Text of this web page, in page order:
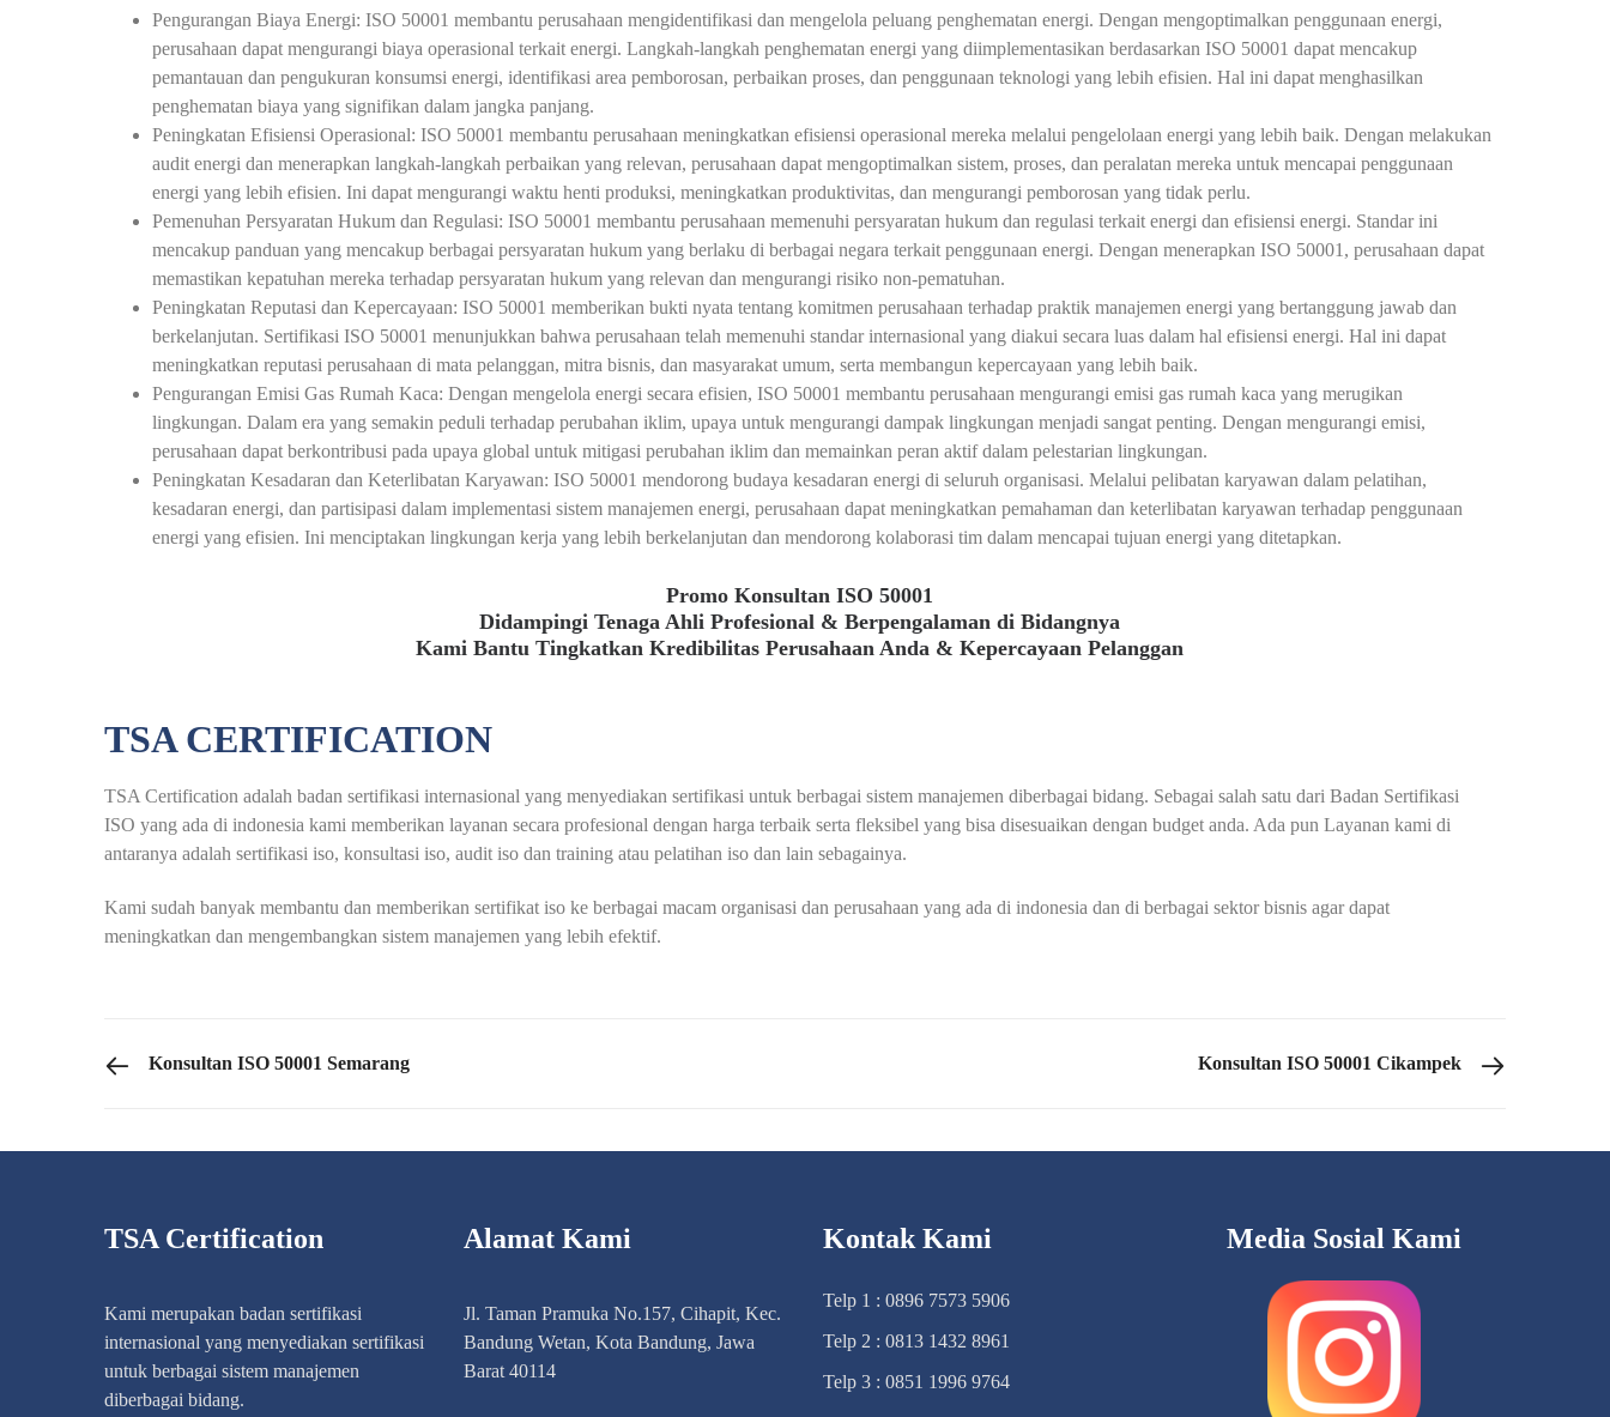
Pengurangan Biaya Energi: ISO 50001 membantu perusahaan mengidentifikasi dan mengelola peluang penghematan energi. Dengan mengoptimalkan penggunaan energi,
perusahaan dapat mengurangi biaya operasional terkait energi. Langkah-langkah penghematan energi yang diimplementasikan berdasarkan ISO 50001 dapat mencakup
pemantauan dan pengukuran konsumsi energi, identifikasi area pemborosan, perbaikan proses, dan penggunaan teknologi yang lebih efisien. Hal ini dapat menghasilkan
penghematan biaya yang signifikan dalam jangka panjang.
Peningkatan Efisiensi Operasional: ISO 50001 membantu perusahaan meningkatkan efisiensi operasional mereka melalui pengelolaan energi yang lebih baik. Dengan melakukan
audit energi dan menerapkan langkah-langkah perbaikan yang relevan, perusahaan dapat mengoptimalkan sistem, proses, dan peralatan mereka untuk mencapai penggunaan
energi yang lebih efisien. Ini dapat mengurangi waktu henti produksi, meningkatkan produktivitas, dan mengurangi pemborosan yang tidak perlu.
Pemenuhan Persyaratan Hukum dan Regulasi: ISO 50001 membantu perusahaan memenuhi persyaratan hukum dan regulasi terkait energi dan efisiensi energi. Standar ini
mencakup panduan yang mencakup berbagai persyaratan hukum yang berlaku di berbagai negara terkait penggunaan energi. Dengan menerapkan ISO 50001, perusahaan dapat
memastikan kepatuhan mereka terhadap persyaratan hukum yang relevan dan mengurangi risiko non-pematuhan.
Peningkatan Reputasi dan Kepercayaan: ISO 50001 memberikan bukti nyata tentang komitmen perusahaan terhadap praktik manajemen energi yang bertanggung jawab dan
berkelanjutan. Sertifikasi ISO 50001 menunjukkan bahwa perusahaan telah memenuhi standar internasional yang diakui secara luas dalam hal efisiensi energi. Hal ini dapat
meningkatkan reputasi perusahaan di mata pelanggan, mitra bisnis, dan masyarakat umum, serta membangun kepercayaan yang lebih baik.
Pengurangan Emisi Gas Rumah Kaca: Dengan mengelola energi secara efisien, ISO 50001 membantu perusahaan mengurangi emisi gas rumah kaca yang merugikan
lingkungan. Dalam era yang semakin peduli terhadap perubahan iklim, upaya untuk mengurangi dampak lingkungan menjadi sangat penting. Dengan mengurangi emisi,
perusahaan dapat berkontribusi pada upaya global untuk mitigasi perubahan iklim dan memainkan peran aktif dalam pelestarian lingkungan.
Peningkatan Kesadaran dan Keterlibatan Karyawan: ISO 50001 mendorong budaya kesadaran energi di seluruh organisasi. Melalui pelibatan karyawan dalam pelatihan,
kesadaran energi, dan partisipasi dalam implementasi sistem manajemen energi, perusahaan dapat meningkatkan pemahaman dan keterlibatan karyawan terhadap penggunaan
energi yang efisien. Ini menciptakan lingkungan kerja yang lebih berkelanjutan dan mendorong kolaborasi tim dalam mencapai tujuan energi yang ditetapkan.
Promo Konsultan ISO 50001
Didampingi Tenaga Ahli Profesional & Berpengalaman di Bidangnya
Kami Bantu Tingkatkan Kredibilitas Perusahaan Anda & Kepercayaan Pelanggan
TSA CERTIFICATION
TSA Certification adalah badan sertifikasi internasional yang menyediakan sertifikasi untuk berbagai sistem manajemen diberbagai bidang. Sebagai salah satu dari Badan Sertifikasi
ISO yang ada di indonesia kami memberikan layanan secara profesional dengan harga terbaik serta fleksibel yang bisa disesuaikan dengan budget anda. Ada pun Layanan kami di
antaranya adalah sertifikasi iso, konsultasi iso, audit iso dan training atau pelatihan iso dan lain sebagainya.
Kami sudah banyak membantu dan memberikan sertifikat iso ke berbagai macam organisasi dan perusahaan yang ada di indonesia dan di berbagai sektor bisnis agar dapat
meningkatkan dan mengembangkan sistem manajemen yang lebih efektif.
PREVIOUS POST
Konsultan ISO 50001 Semarang Konsultan ISO 50001 Cikampek
TSA Certification
Kami merupakan badan sertifikasi
internasional yang menyediakan sertifikasi
untuk berbagai sistem manajemen
diberbagai bidang.
Alamat Kami
Jl. Taman Pramuka No.157, Cihapit, Kec.
Bandung Wetan, Kota Bandung, Jawa
Barat 40114
Kontak Kami
Telp 1 : 0896 7573 5906
Telp 2 : 0813 1432 8961
Telp 3 : 0851 1996 9764
Media Sosial Kami